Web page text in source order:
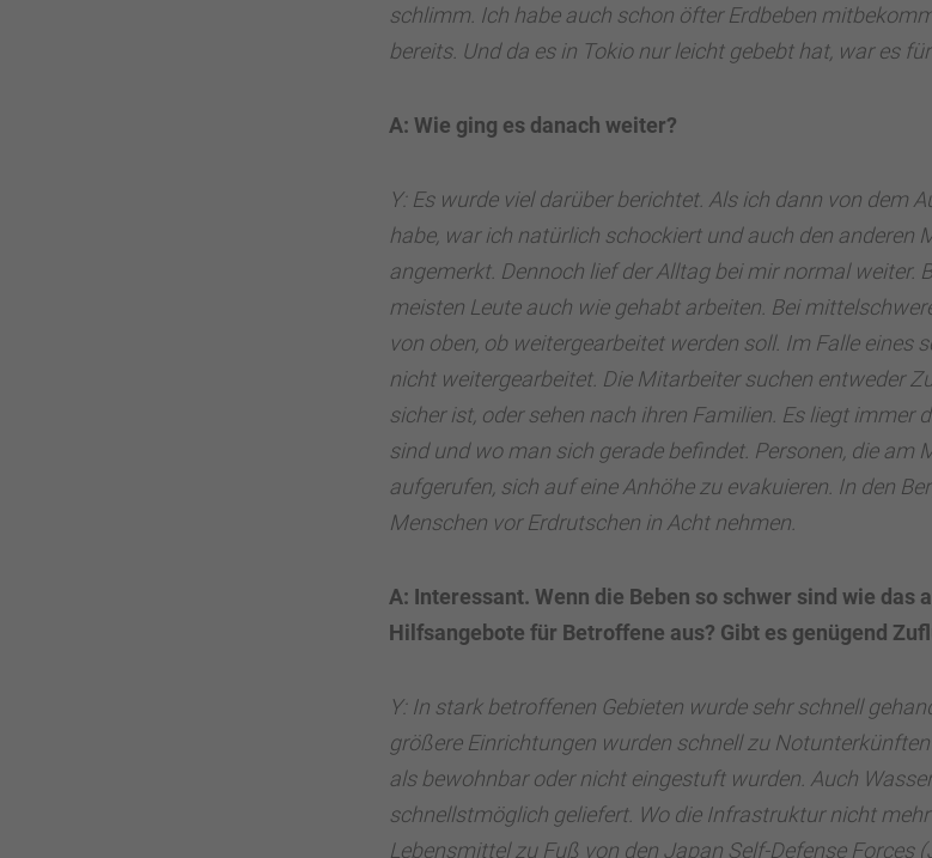
schlimm. Ich habe auch schon öfter Erdbeben
bereits. Und da es in Tokio nur leicht gebebt hat, war es
A: Wie ging es danach weiter?
Y: Es wurde viel darüber berichtet. Als ich dann von dem
habe, war ich natürlich schockiert und auch den anderen
angemerkt. Dennoch lief der Alltag bei mir normal weiter.
meisten Leute auch wie gehabt arbeiten. Bei
von oben, ob weitergearbeitet werden soll. Im Falle eines
nicht weitergearbeitet. Die Mitarbeiter suchen entweder
sicher ist, oder sehen nach ihren Familien. Es liegt immer
sind und wo man sich gerade befindet. Personen, die am
aufgerufen, sich auf eine Anhöhe zu evakuieren. In den
Menschen vor Erdrutschen in Acht nehmen.
A: Interessant. Wenn die Beben so schwer sind wie das
Hilfsangebote für Betroffene aus? Gibt es genügend
Y: In stark betroffenen Gebieten wurde sehr schnell
größere Einrichtungen wurden schnell zu
als bewohnbar oder nicht eingestuft wurden. Auch
schnellstmöglich geliefert. Wo die Infrastruktur nicht
Lebensmittel zu Fuß von den Japan Self-Defense Forces